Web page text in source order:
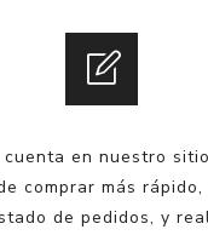
en nuestro
comprar más
de pedidos, y